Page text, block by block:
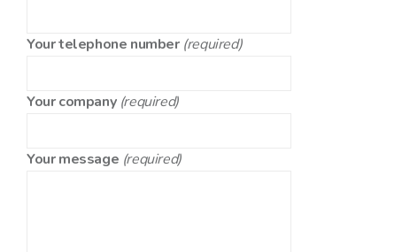
Your telephone number (required)
Your company (required)
Your message (required)